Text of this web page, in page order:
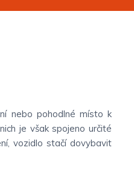
nebo pohodlné místo k
je však spojeno určité
vozidlo stačí dovybavit